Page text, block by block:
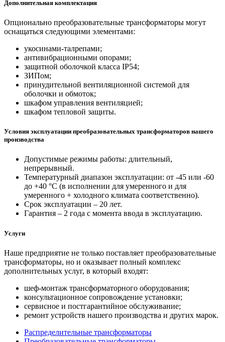
Дополнительная комплектация
Опционально преобразовательные трансформаторы могут
оснащаться следующими элементами:
укосинами-талрепами;
антивибрационными опорами;
защитной оболочкой класса IP54;
ЗИПом;
принудительной вентиляционной системой для
оболочки и обмоток;
шкафом управления вентиляцией;
шкафом тепловой защиты.
Условия эксплуатации преобразовательных трансформаторов нашего
производства
Допустимые режимы работы: длительный,
непрерывный.
Температурный диапазон эксплуатации: от -45 или -60
до +40 °С (в исполнении для умеренного и для
умеренного + холодного климата соответственно).
Срок эксплуатации – 20 лет.
Гарантия – 2 года с момента ввода в эксплуатацию.
Услуги
Наше предприятие не только поставляет преобразовательные
трансформаторы, но и оказывает полный комплекс
дополнительных услуг, в который входят:
шеф-монтаж трансформаторного оборудования;
консультационное сопровождение установки;
сервисное и постгарантийное обслуживание;
ремонт устройств нашего производства и других марок.
Распределительные трансформаторы